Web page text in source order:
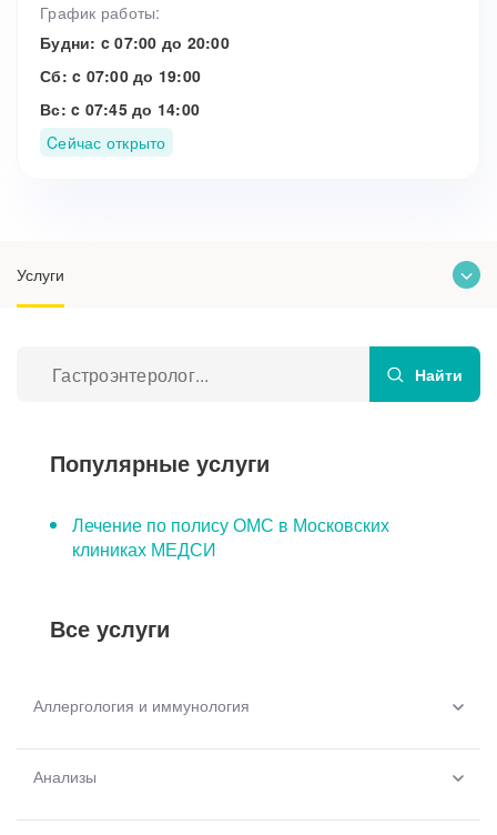
График работы:
Будни: c 07:00 до 20:00
Сб: c 07:00 до 19:00
Вс: c 07:45 до 14:00
Cейчас открыто
Услуги
Врачи
Найти
Популярные услуги
Лечение по полису ОМС в Московских
клиниках МЕДСИ
Все услуги
Аллергология и иммунология
Анализы